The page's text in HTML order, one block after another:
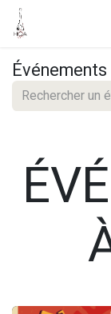
Événements